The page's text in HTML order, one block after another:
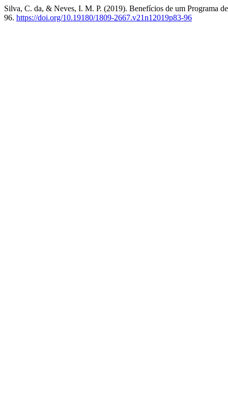
Silva, C. da, & Neves, I. M. P. (2019). Benefícios de um Programa
96. https://doi.org/10.19180/1809-2667.v21n12019p83-96